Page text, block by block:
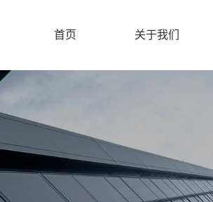
首页 关于我们